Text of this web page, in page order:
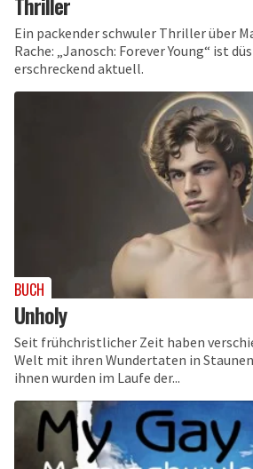
Ein packender schwuler Thriller über
Rache: „Janosch: Forever Young“ ist
erschreckend aktuell.
BUCH
Unholy
Seit frühchristlicher Zeit haben
Welt mit ihren Wundertaten in
ihnen wurden im Laufe der...